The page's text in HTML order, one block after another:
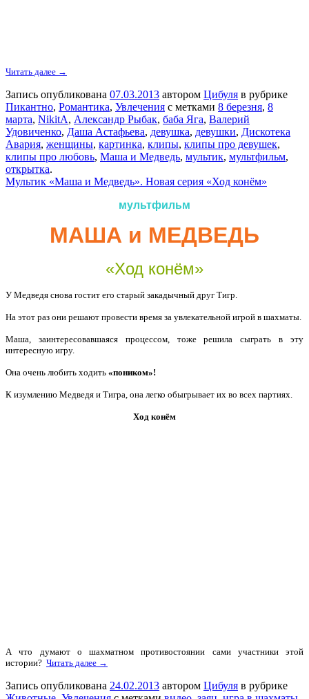
Читать далее →
Запись опубликована 07.03.2013 автором Цибуля в рубрике
Пикантно, Романтика, Увлечения с метками 8 березня, 8
марта, NikitA, Александр Рыбак, баба Яга, Валерий
Удовиченко, Даша Астафьева, девушка, девушки, Дискотека
Авария, женщины, картинка, клипы, клипы про девушек,
клипы про любовь, Маша и Медведь, мультик, мультфильм,
открытка.
Мультик «Маша и Медведь». Новая серия «Ход конём»
мультфильм
МАША и МЕДВЕДЬ
«Ход конём»
У Медведя снова гостит его старый закадычный друг Тигр.
На этот раз они решают провести время за увлекательной игрой в шахматы.
Маша, заинтересовавшаяся процессом, тоже решила сыграть в эту
интересную игру.
Она очень любить ходить «поником»!
К изумлению Медведя и Тигра, она легко обыгрывает их во всех партиях.
Ход конём
А что думают о шахматном противостоянии сами участники этой
истории? Читать далее →
Запись опубликована 24.02.2013 автором Цибуля в рубрике